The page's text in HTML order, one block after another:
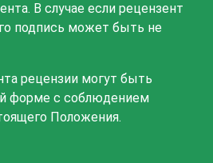
В случае если рецензент
подпись может быть не
рецензии могут быть
форме с соблюдением
Положения.